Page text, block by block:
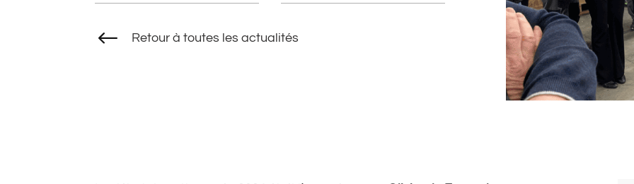
# Retour à toutes les actualités